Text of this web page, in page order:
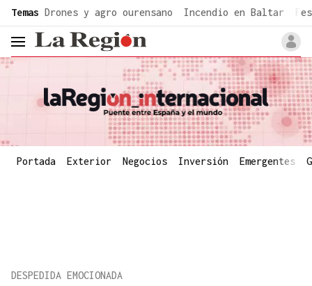
Temas Drones y agro ourensano Incendio en Baltar
header.menu.open
Portada Exterior Negocios Inversión Emergentes
DESPEDIDA EMOCIONADA